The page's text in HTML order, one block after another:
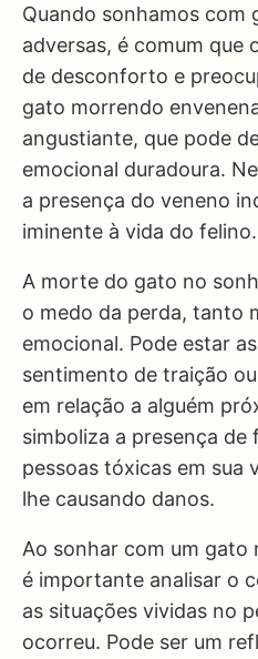
Quando sonhamos com
adversas, é comum que
de desconforto e
gato morrendo
angustiante, que pode
emocional duradoura.
a presença do veneno
iminente à vida do felino.
A morte do gato no
o medo da perda, tanto
emocional. Pode estar
sentimento de traição
em relação a alguém
simboliza a presença de
pessoas tóxicas em sua
lhe causando danos.
Ao sonhar com um gato
é importante analisar o
as situações vividas no
ocorreu. Pode ser um